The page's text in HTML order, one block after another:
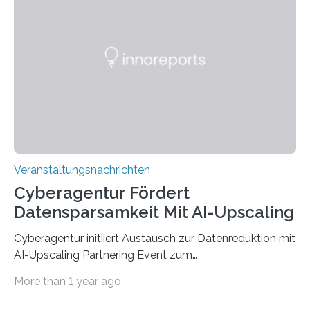
„QUAZAR“ mit insgesamt 1,15 Millionen Euro über vier
Veranstaltungsnachrichten
Cyberagentur Fördert
Datensparsamkeit Mit AI-Upscaling
Cyberagentur initiiert Austausch zur Datenreduktion mit
AI-Upscaling Partnering Event zum
innovative DatenverarbeitungDie Agentur für
More than 1 year ago